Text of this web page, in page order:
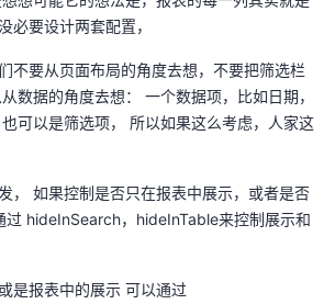
必要设计两套配置，
不要从页面布局的角度去想，不要把筛选栏
数据的角度去想： 一个数据项，比如日期，
可以是筛选项， 所以如果这么考虑，人家这
， 如果控制是否只在报表中展示，或者是否
过 hideInSearch，hideInTable来控制展示和
是报表中的展示 可以通过